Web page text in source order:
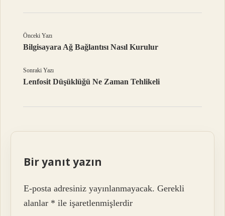
Önceki Yazı
Bilgisayara Ağ Bağlantısı Nasıl Kurulur
Sonraki Yazı
Lenfosit Düşüklüğü Ne Zaman Tehlikeli
Bir yanıt yazın
E-posta adresiniz yayınlanmayacak. Gerekli
alanlar * ile işaretlenmişlerdir